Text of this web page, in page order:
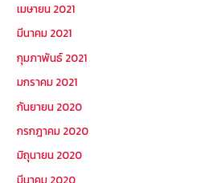
เมษายน 2021
มีนาคม 2021
กุมภาพันธ์ 2021
มกราคม 2021
กันยายน 2020
กรกฎาคม 2020
มิถุนายน 2020
มีนาคม 2020